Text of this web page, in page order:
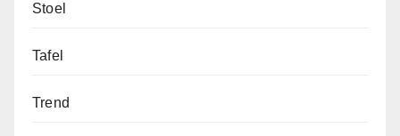
Stoel
Tafel
Trend